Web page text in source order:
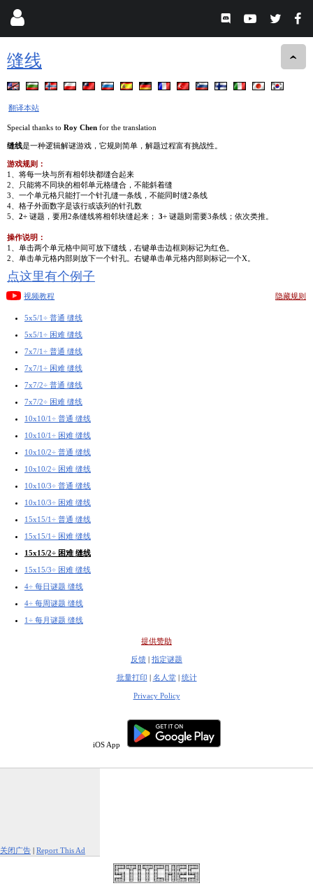
缝线
翻译本站
Special thanks to Roy Chen for the translation
缝线是一种逻辑解谜游戏，它规则简单，解题过程富有挑战性。
游戏规则：
1、将每一块与所有相邻块都缝合起来
2、只能将不同块的相邻单元格缝合，不能斜着缝
3、一个单元格只能打一个针孔缝一条线，不能同时缝2条线
4、格子外面数字是该行或该列的针孔数
5、 2÷ 谜题，要用2条缝线将相邻块缝起来； 3÷ 谜题则需要3条线；依次类推。
操作说明：
1、单击两个单元格中间可放下缝线，右键单击边框则标记为红色。
2、单击单元格内部则放下一个针孔。右键单击单元格内部则标记一个X。
点这里有个例子
视频教程 隐藏规则
5x5/1÷ 普通 缝线
5x5/1÷ 困难 缝线
7x7/1÷ 普通 缝线
7x7/1÷ 困难 缝线
7x7/2÷ 普通 缝线
7x7/2÷ 困难 缝线
10x10/1÷ 普通 缝线
10x10/1÷ 困难 缝线
10x10/2÷ 普通 缝线
10x10/2÷ 困难 缝线
10x10/3÷ 普通 缝线
10x10/3÷ 困难 缝线
15x15/1÷ 普通 缝线
15x15/1÷ 困难 缝线
15x15/2÷ 困难 缝线
15x15/3÷ 困难 缝线
4÷ 每日谜题 缝线
4÷ 每周谜题 缝线
1÷ 每月谜题 缝线
提供赞助
反馈 | 指定谜题
批量打印 | 名人堂| 统计
Privacy Policy
iOS App
关闭广告 | Report This Ad